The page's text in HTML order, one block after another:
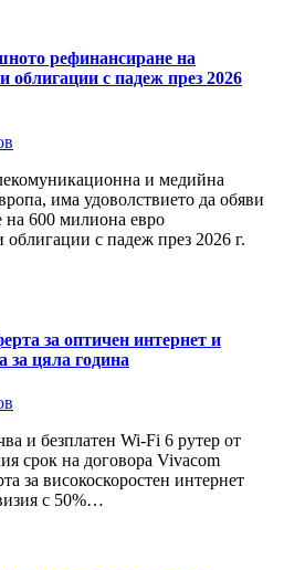
рефинансиране на
облигации с падеж през 2026
и медийна
има удоволствието да обяви
600 милиона евро
с падеж през 2026 г.
за оптичен интернет и
за цяла година
и безплатен Wi-Fi 6 рутер от
срок на договора Vivacom
за високоскоростен интернет
с 50%…